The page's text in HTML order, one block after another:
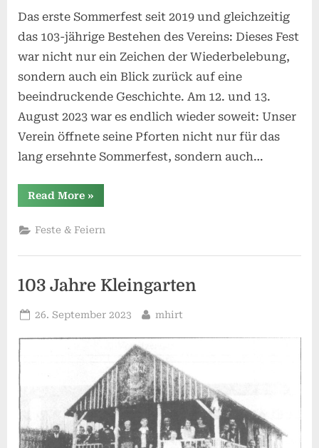
Das erste Sommerfest seit 2019 und gleichzeitig
das 103-jährige Bestehen des Vereins: Dieses Fest
war nicht nur ein Zeichen der Wiederbelebung,
sondern auch ein Blick zurück auf eine
beeindruckende Geschichte. Am 12. und 13.
August 2023 war es endlich wieder soweit: Unser
Verein öffnete seine Pforten nicht nur für das
lang ersehnte Sommerfest, sondern auch…
Read More“Sommerfest
2023
103
Jahre
kein
»
Feste & Feiern
103 Jahre Kleingarten
Posted
26. September 2023 By
mhirt